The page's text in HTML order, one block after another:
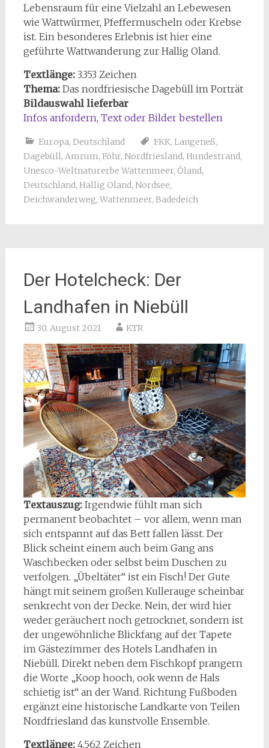
Lebensraum für eine Vielzahl an Lebewesen
wie Wattwürmer, Pfeffermuscheln oder Krebse
ist. Ein besonderes Erlebnis ist hier eine
geführte Wattwanderung zur Hallig Oland.
Textlänge:3.353 Zeichen
Thema:Das nordfriesische Dagebüll im Porträt
Bildauswahl lieferbar
Infos anfordern, Text oderBilder bestellen
Europa, Deutschland FKK, Langeneß,
Dagebüll, Amrum, Föhr, Nordfriesland, Hundestrand,
Unesco-Weltnaturerbe Wattenmeer, Öland,
Deutschland, Hallig Oland, Nordsee,
Deichwanderweg, Wattenmeer, Badedeich
Der Hotelcheck: Der
Landhafen in Niebüll
30. August 2021 KTR
Textauszug: Irgendwie fühlt man sich
permanent beobachtet – vor allem, wenn man
sich entspannt auf das Bett fallen lässt. Der
Blick scheint einem auch beim Gang ans
Waschbecken oder selbst beim Duschen zu
verfolgen. „Übeltäter“ ist ein Fisch! Der Gute
hängt mit seinem großen Kullerauge scheinbar
senkrecht von der Decke. Nein, der wird hier
weder geräuchert noch getrocknet, sondern ist
der ungewöhnliche Blickfang auf der Tapete
im Gästezimmer des Hotels Landhafen in
Niebüll. Direkt neben dem Fischkopf prangern
die Worte „Koop hooch, ook wenn de Hals
schietig ist“ an der Wand. Richtung Fußboden
ergänzt eine historische Landkarte von Teilen
Nordfriesland das kunstvolle Ensemble.
Textlänge:4.562 Zeichen